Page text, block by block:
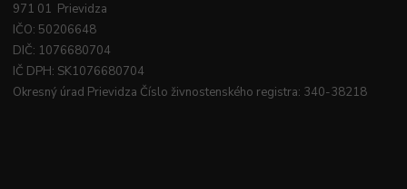
971 01 Prievidza
IČO: 50206648
DIČ: 1076680704
IČ DPH: SK1076680704
Okresný úrad Prievidza Číslo živnostenského registra: 340-38218